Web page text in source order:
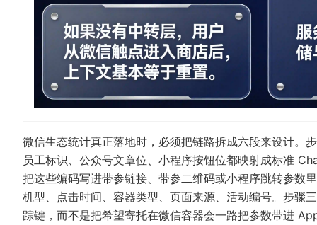
微信生态统计真正落地时，必须把链路拆成六段来设计。
员工标识、公众号文章位、小程序按钮位都映射成标准
把这些编码写进带参链接、带参二维码或小程序跳转参数
机型、点击时间、容器类型、页面来源、活动编号。步骤
踪键，而不是把希望寄托在微信容器会一路把参数带进